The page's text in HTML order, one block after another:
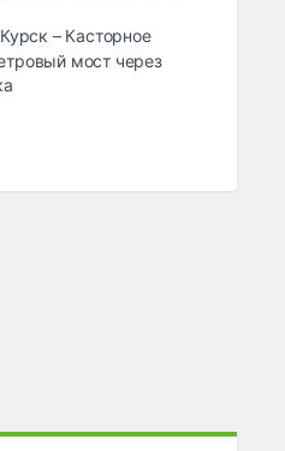
– Касторное
мост через